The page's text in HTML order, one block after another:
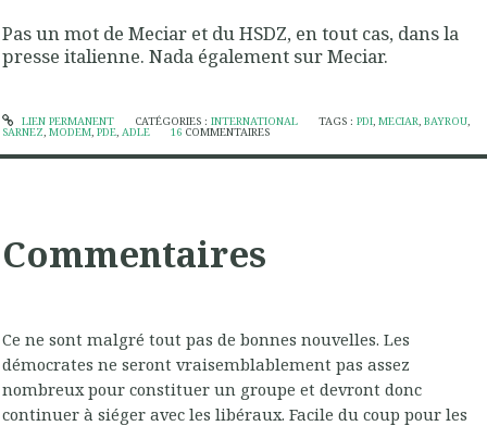
Pas un mot de Meciar et du HSDZ, en tout cas, dans la
presse italienne. Nada également sur Meciar.
LIEN PERMANENT CATÉGORIES : INTERNATIONAL TAGS :PDI,MECIAR,BAYROU,
SARNEZ, MODEM, PDE, ADLE 16 COMMENTAIRES
Commentaires
Ce ne sont malgré tout pas de bonnes nouvelles. Les
démocrates ne seront vraisemblablement pas assez
nombreux pour constituer un groupe et devront donc
continuer à siéger avec les libéraux. Facile du coup pour les